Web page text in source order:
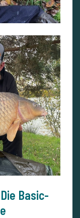
Basic-